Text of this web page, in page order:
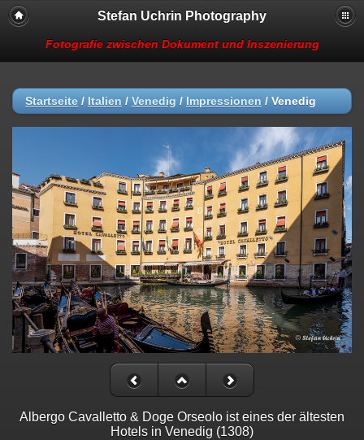
Stefan Uchrin Photography
Fotografie zwischen Dokument und Inszenierung
Startseite / Italien / Venedig / Impressionen / Venedig
Albergo Cavalletto & Doge Orseolo ist eines der ältesten
Hotels in Venedig (1308)